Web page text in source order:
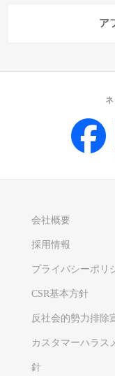
ア
会社概要
採用情報
プライバシーポリ
CSR基本方針
反社会的勢力排除
カスタマーハラス
針